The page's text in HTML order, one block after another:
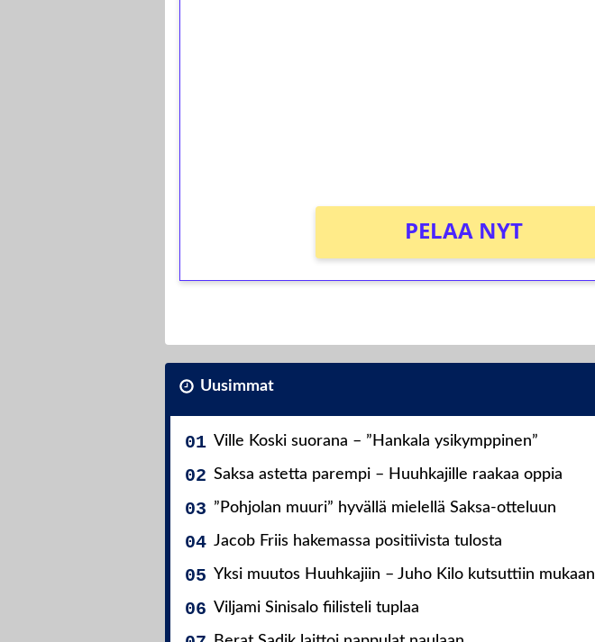
PELAA NYT
Uusimmat
Ville Koski suorana – ”Hankala ysikymppinen”
Saksa astetta parempi – Huuhkajille raakaa oppia
”Pohjolan muuri” hyvällä mielellä Saksa-otteluun
Jacob Friis hakemassa positiivista tulosta
Yksi muutos Huuhkajiin – Juho Kilo kutsuttiin mukaan
Viljami Sinisalo fiilisteli tuplaa